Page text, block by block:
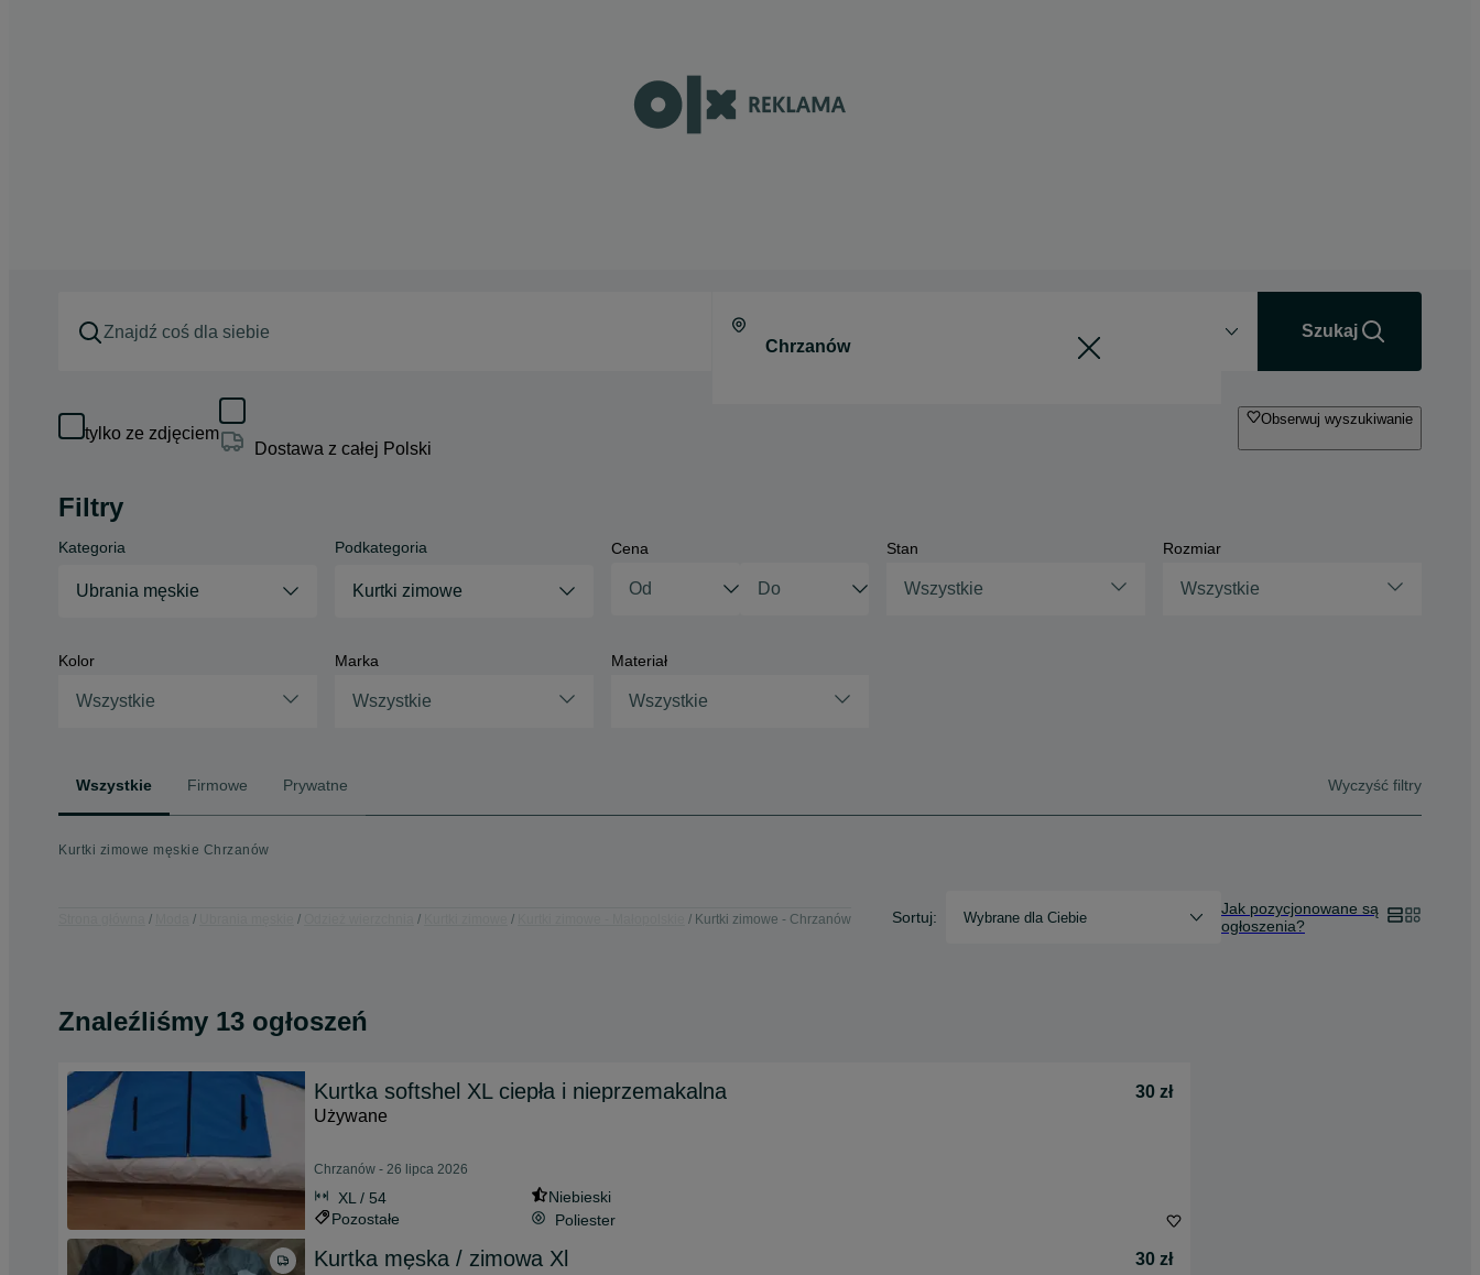
Szukaj
tylko ze zdjęciem
Dostawa z całej Polski
Obserwuj wyszukiwanie
Filtry
Kategoria
Ubrania męskie
Podkategoria
Kurtki zimowe
Cena Stan
Wszystkie
Rozmiar
Wszystkie
Kolor
Wszystkie
Marka
Wszystkie
Materiał
Wszystkie
Wszystkie Firmowe Prywatne Wyczyść filtry
Kurtki zimowe męskie Chrzanów
Kurtki zimowe - Chrzanów Sortuj: Wybrane dla Ciebie
Jak pozycjonowane są
ogłoszenia?
Znaleźliśmy 13 ogłoszeń
Kurtka softshel XL ciepła i nieprzemakalna
30 zł
Używane
Chrzanów - 26 lipca 2026
XL / 54
Niebieski
Pozostałe
Poliester
Kurtka męska / zimowa Xl
30 zł